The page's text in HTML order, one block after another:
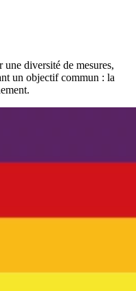
diversité de mesures,
un objectif commun : la